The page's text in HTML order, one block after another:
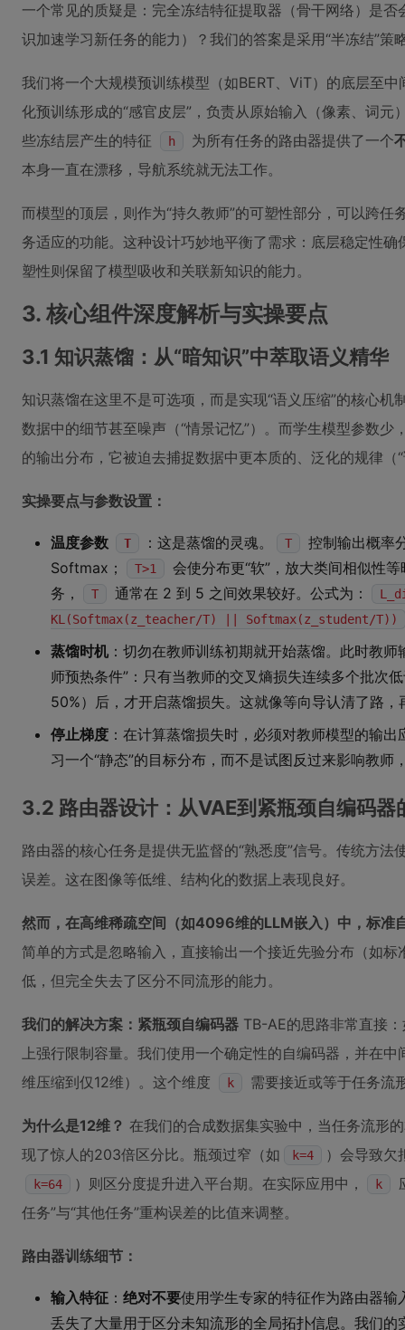
一个常见的质疑是：完全冻结特征提取器（骨干网络）是
识加速学习新任务的能力）？我们的答案是采用“半冻结”策
我们将一个大规模预训练模型（如BERT、ViT）的底层至
化预训练形成的“感官皮层”，负责从原始输入（像素、词
些冻结层产生的特征
h 为所有任务的路由器提供了一个
本身一直在漂移，导航系统就无法工作。
而模型的顶层，则作为“持久教师”的可塑性部分，可以跨
务适应的功能。这种设计巧妙地平衡了需求：底层稳定性
塑性则保留了模型吸收和关联新知识的能力。
3. 核心组件深度解析与实操要点
3.1 知识蒸馏：从“暗知识”中萃取语义精华
知识蒸馏在这里不是可选项，而是实现“语义压缩”的核心
数据中的细节甚至噪声（“情景记忆”）。而学生模型参数
的输出分布，它被迫去捕捉数据中更本质的、泛化的规律（
实操要点与参数设置：
温度参数 T ：这是蒸馏的灵魂。 T
控制输出概率
Softmax；
T>1
会使分布更“软”，放大类间相似性
务，
T 通常在 2 到 5 之间效果较好。公式为：
KL(Softmax(z_teacher/T) || Softmax(z_student/T))
蒸馏时机 ：切勿在教师训练初期就开始蒸馏。此时教
师预热条件”：只有当教师的交叉熵损失连续多个批次
50%）后，才开启蒸馏损失。这就像等向导认清了路，
停止梯度 ：在计算蒸馏损失时，必须对教师模型的输
习一个“静态”的目标分布，而不是试图反过来影响教师
3.2 路由器设计：从VAE到紧瓶颈自编码器
路由器的核心任务是提供无监督的“熟悉度”信号。传统方
误差。这在图像等低维、结构化的数据上表现良好。
然而，在高维稀疏空间（如4096维的LLM嵌入）中，标准
简单的方式是忽略输入，直接输出一个接近先验分布（如
低，但完全失去了区分不同流形的能力。
我们的解决方案：紧瓶颈自编码器 TB-AE的思路非常直接
上强行限制容量。我们使用一个确定性的自编码器，并在
维压缩到仅12维）。这个维度
k 需要接近或等于任务流
为什么是12维？ 在我们的合成数据集实验中，当任务流形
现了惊人的203倍区分比。瓶颈过窄（如
k=4 ）会导致欠
k=64 ）则区分度提升进入平台期。在实际应用中， k
任务”与“其他任务”重构误差的比值来调整。
路由器训练细节：
输入特征 ： 绝对不要使用学生专家的特征作为路由器
丢失了大量用于区分未知流形的全局拓扑信息。我们